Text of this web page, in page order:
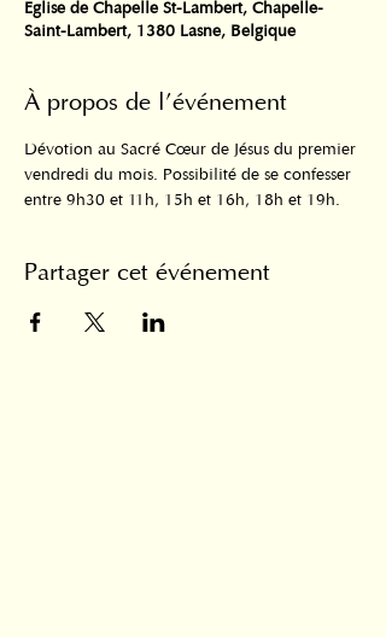
Eglise de Chapelle St-Lambert, Chapelle-
Saint-Lambert, 1380 Lasne, Belgique
À propos de l'événement
Dévotion au Sacré Cœur de Jésus du premier
vendredi du mois. Possibilité de se confesser
entre 9h30 et 11h, 15h et 16h, 18h et 19h.
Partager cet événement